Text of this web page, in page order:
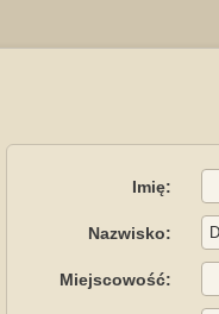
Imię:
Nazwisko:
Miejscowość: